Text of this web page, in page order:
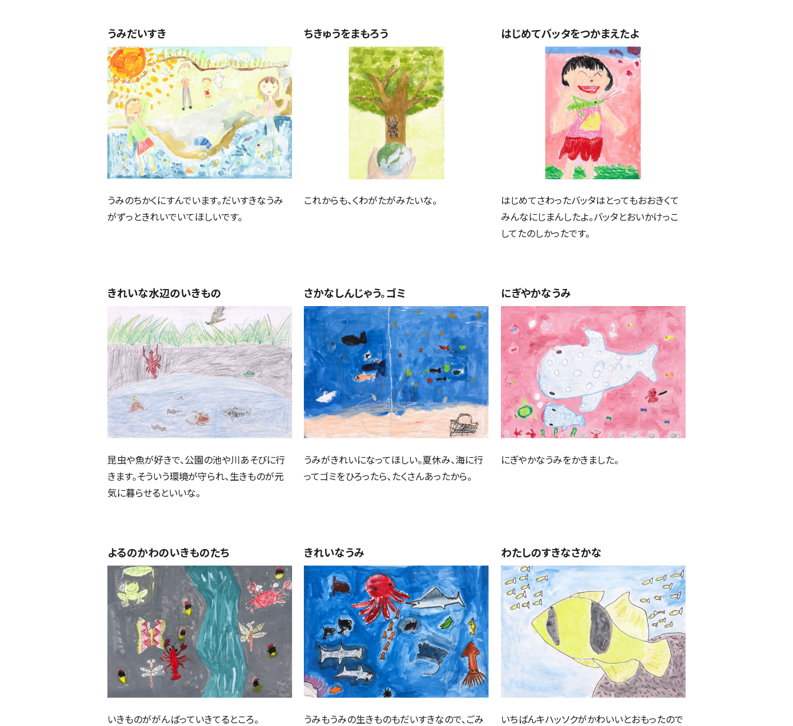
うみだいすき
うみのちかくにすんでいます。だいすきなうみ
がずっときれいでいてほしいです。
ちきゅうをまもろう
これからも、くわがたがみたいな。
はじめてバッタをつかまえたよ
はじめてさわったバッタはとってもおおきくて
みんなにじまんしたよ。バッタとおいかけっこ
してたのしかったです。
きれいな水辺のいきもの
昆虫や魚が好きで、公園の池や川あそびに行
きます。そういう環境が守られ、生きものが元
気に暮らせるといいな。
さかなしんじゃう。ゴミ
うみがきれいになってほしい。夏休み、海に行
ってゴミをひろったら、たくさんあったから。
にぎやかなうみ
にぎやかなうみをかきました。
よるのかわのいきものたち
いきものががんばっていきてるところ。
きれいなうみ
うみもうみの生きものもだいすきなので、ごみ
わたしのすきなさかな
いちばんキハッソクがかわいいとおもったので